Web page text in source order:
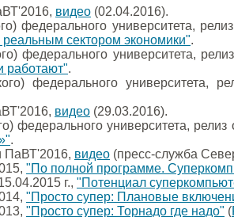
видео (02.04.2016).
федерального университета,
реальным сектором экономики".
федерального университета,
работают".
федерального университета,
видео (29.03.2016).
федерального университета, релиз
.
ПаВТ'2016, видео (пресс-служба
"По полной программе.
г., "Потенциал
"Просто супер: Плановые
"Просто супер: Торнадо где надо" (